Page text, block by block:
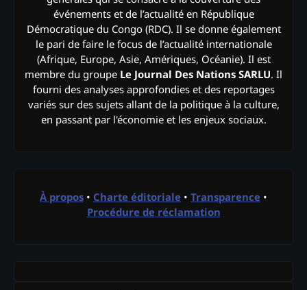
événements et de l’actualité en République
Démocratique du Congo (RDC). Il se donne également
le pari de faire le focus de l’actualité internationale
(Afrique, Europe, Asie, Amériques, Océanie). Il est
membre du groupe Le Journal Des Nations SARLU. Il
fourni des analyses approfondies et des reportages
variés sur des sujets allant de la politique à la culture,
en passant par l'économie et les enjeux sociaux.
À propos • Charte éditoriale • Transparence •
Procédure de réclamation